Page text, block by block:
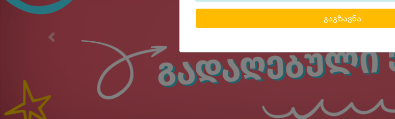
Previous